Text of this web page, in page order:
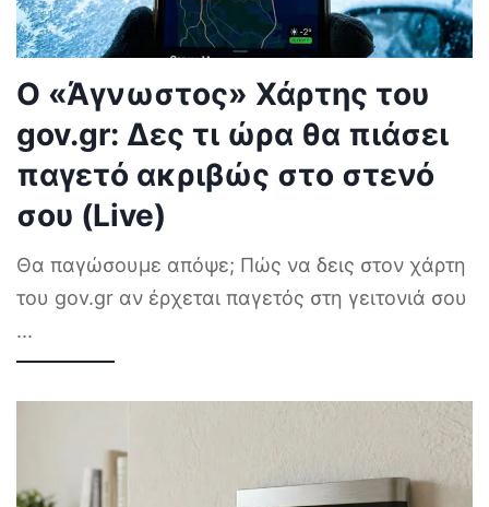
Ο «Άγνωστος» Χάρτης του
gov.gr: Δες τι ώρα θα πιάσει
παγετό ακριβώς στο στενό
σου (Live)
Θα παγώσουμε απόψε; Πώς να δεις στον χάρτη
του gov.gr αν έρχεται παγετός στη γειτονιά σου
...